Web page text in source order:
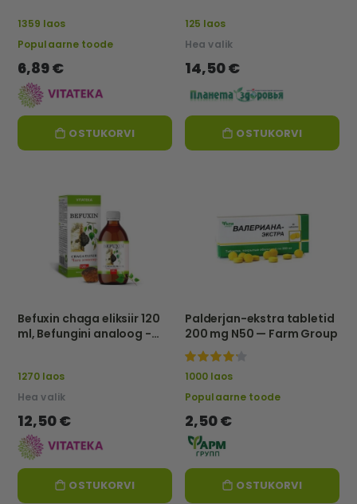
1359 laos
Populaarne toode
6,89 €
OSTUKORVI
125 laos
Hea valik
14,50 €
OSTUKORVI
Befuxin chaga eliksiir 120
ml, Befungini analoog -
1270 laos
Hea valik
12,50 €
OSTUKORVI
Palderjan-ekstra tabletid
200 mg N50 — Farm Group
100%
1000 laos
Populaarne toode
2,50 €
OSTUKORVI